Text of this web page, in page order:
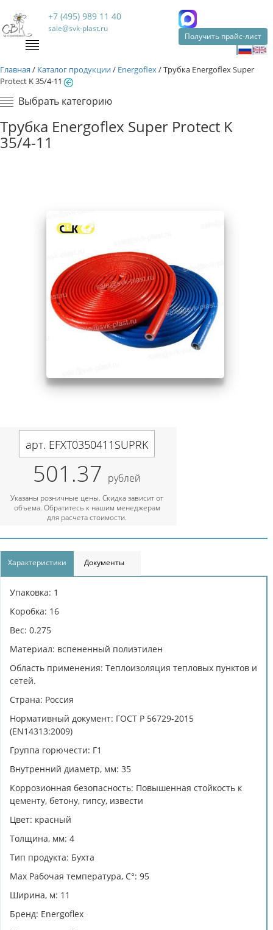
+7 (495) 989 11 40
sale@svk-plast.ru
Получить прайс-лист
Главная / Каталог продукции/ Energoflex/Трубка Energoflex Super
Protect K 35/4-11
Выбрать категорию
Трубка Energoflex Super Protect K
35/4-11
арт. EFXT0350411SUPRK
501.37 рублей
Указаны розничные цены. Скидка зависит от
объема. Обратитесь к нашим менеджерам
для расчета стоимости.
Характеристики Документы
Упаковка: 1
Коробка: 16
Вес: 0.275
Материал: вспененный полиэтилен
Область применения: Теплоизоляция тепловых пунктов и
сетей.
Страна: Россия
Нормативный документ: ГОСТ Р 56729-2015
(EN14313:2009)
Группа горючести: Г1
Внутренний диаметр, мм: 35
Коррозионная безопасность: Повышенная стойкость к
цементу, бетону, гипсу, извести
Цвет: красный
Толщина, мм: 4
Тип продукта: Бухта
Max Рабочая температура, C°: 95
Ширина, м: 11
Бренд: Energoflex